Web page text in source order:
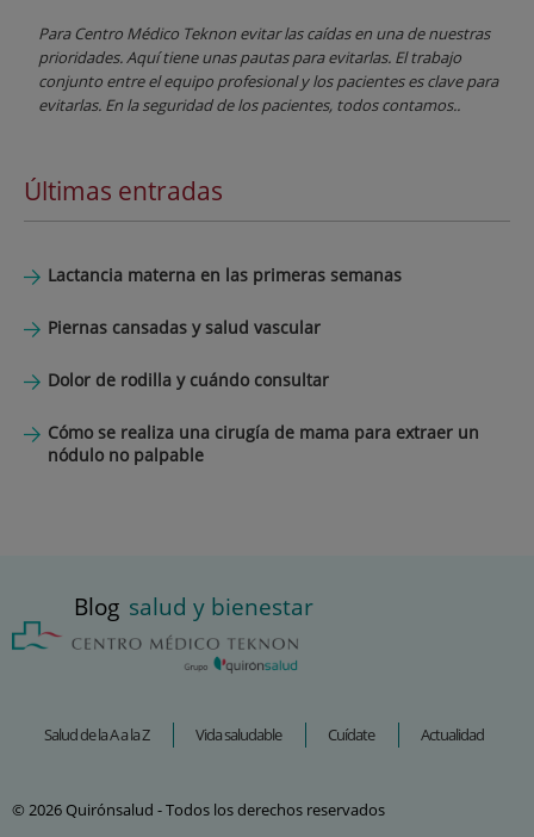
Para Centro Médico Teknon evitar las caídas en una de nuestras
prioridades. Aquí tiene unas pautas para evitarlas. El trabajo
conjunto entre el equipo profesional y los pacientes es clave para
evitarlas. En la seguridad de los pacientes, todos contamos..
Últimas entradas
Lactancia materna en las primeras semanas
Piernas cansadas y salud vascular
Dolor de rodilla y cuándo consultar
Cómo se realiza una cirugía de mama para extraer un
nódulo no palpable
Blog salud y bienestar
Salud de la A a la Z Vida saludable Cuídate Actualidad
© 2026 Quirónsalud - Todos los derechos reservados